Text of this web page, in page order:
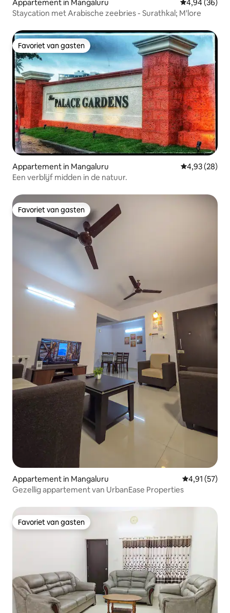
Appartement in Mangaluru Gemiddelde
4,94 (36)
Staycation met Arabische zeebries - Surathkal; M'lore
Favoriet van gasten
Favoriet van gasten
Appartement in Mangaluru Gemiddelde
4,93 (28)
Een verblijf midden in de natuur.
Favoriet van gasten
Favoriet van gasten
Appartement in Mangaluru Gemiddelde
4,91 (57)
Gezellig appartement van UrbanEase Properties
Favoriet van gasten
Favoriet van gasten